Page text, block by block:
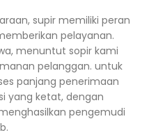
supir memiliki peran
pelayanan.
menuntut sopir kami
pelanggan. untuk
panjang penerimaan
yang ketat, dengan
pengemudi